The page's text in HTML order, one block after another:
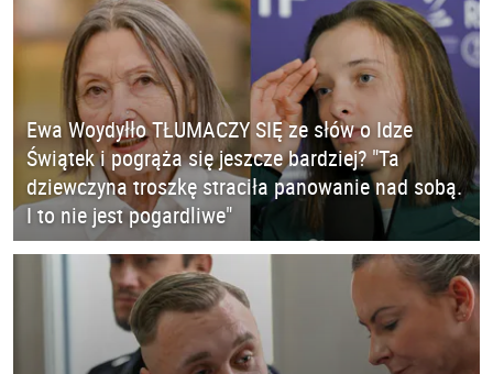
Ewa Woydyłło TŁUMACZY SIĘ ze słów o Idze
Świątek i pogrąża się jeszcze bardziej? "Ta
dziewczyna troszkę straciła panowanie nad sobą.
I to nie jest pogardliwe"